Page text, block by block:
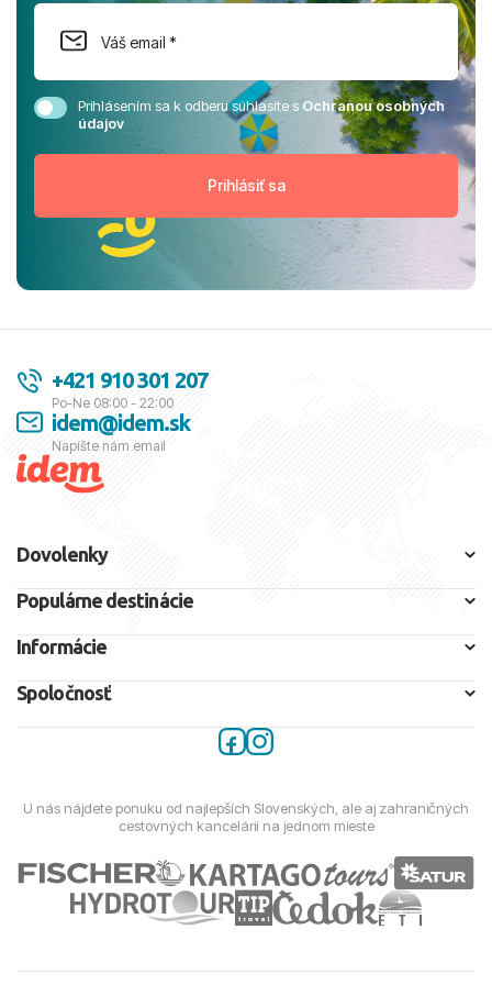
Prihlásením sa k odberu súhlasíte sOchranou osobných
údajov
+421 910 301 207
Po-Ne 08:00 - 22:00
idem@idem.sk
Napíšte nám email
Dovolenky
Populárne destinácie
Informácie
Spoločnosť
U nás nájdete ponuku od najlepších Slovenských, ale aj zahraničných
cestovných kancelárií na jednom mieste